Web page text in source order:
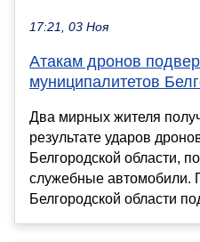
17:21, 03 Ноя
Атакам дронов
муниципалитетов
Два мирных жителя
результате ударов
Белгородской области,
служебные автомобили.
Белгородской области